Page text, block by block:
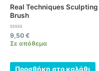
Real Techniques Sculpting
Brush
Βαθμολογήθηκε
με
0
9,50 €
Σε απόθεμα
Προσθήκη στο καλάθι